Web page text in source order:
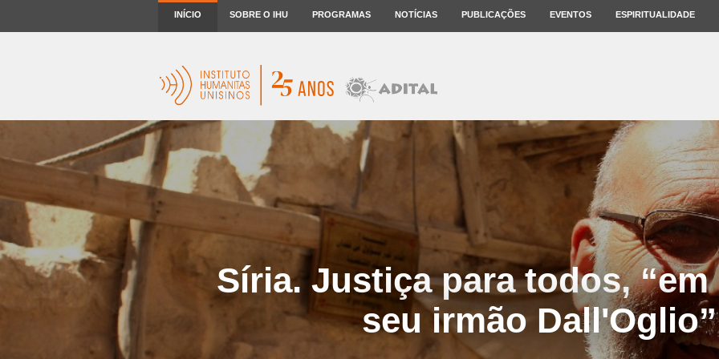
INÍCIO SOBRE O IHU PROGRAMAS NOTÍCIAS PUBLICAÇÕES EVENTOS ESPIRITUALIDADE
Síria. Justiça para todos, “em
seu irmão Dall'Oglio”